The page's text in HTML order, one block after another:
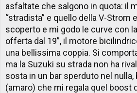
asfaltate che salgono in quota: il
“stradista” e quello della V-Strom
scoperto e mi godo le curve con
offerta dal 19”, il motore
una bellissima coppia. Si
ma la Suzuki su strada non ha
sosta in un bar sperduto nel
(amaro) che mi regala quel boost